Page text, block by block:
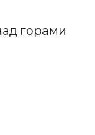
горами